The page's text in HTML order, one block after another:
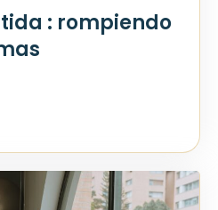
: rompiendo